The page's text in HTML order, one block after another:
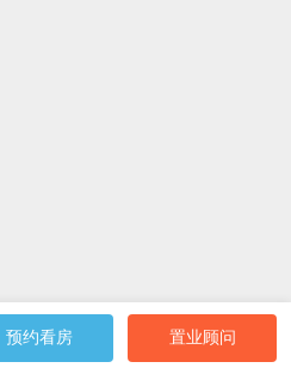
预约看房 置业顾问